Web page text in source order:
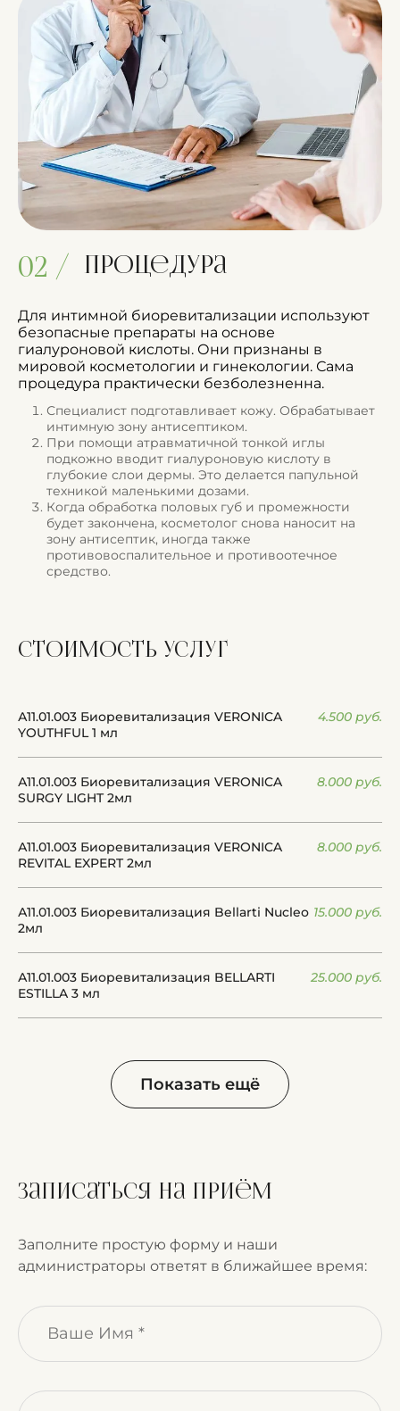
02 / Процедура
Для интимной биоревитализации используют
безопасные препараты на основе
гиалуроновой кислоты. Они признаны в
мировой косметологии и гинекологии. Сама
процедура практически безболезненна.
Специалист подготавливает кожу. Обрабатывает
интимную зону антисептиком.
При помощи атравматичной тонкой иглы
подкожно вводит гиалуроновую кислоту в
глубокие слои дермы. Это делается папульной
техникой маленькими дозами.
Когда обработка половых губ и промежности
будет закончена, косметолог снова наносит на
зону антисептик, иногда также
противовоспалительное и противоотечное
средство.
стоимость услуг
А11.01.003 Биоревитализация VERONICA
YOUTHFUL 1 мл
4.500 руб.
А11.01.003 Биоревитализация VERONICA
SURGY LIGHT 2мл
8.000 руб.
А11.01.003 Биоревитализация VERONICA
REVITAL EXPERT 2мл
8.000 руб.
А11.01.003 Биоревитализация Bellarti Nucleo
2мл
15.000 руб.
А11.01.003 Биоревитализация BELLARTI
ESTILLA 3 мл
25.000 руб.
Показать ещё
Записаться на приём
Заполните простую форму и наши
администраторы ответят в ближайшее время: